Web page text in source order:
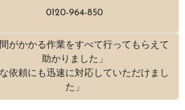
0120-964-850
間がかかる作業をすべて行ってもらえて
助かりました」
な依頼にも迅速に対応していただけまし
た」